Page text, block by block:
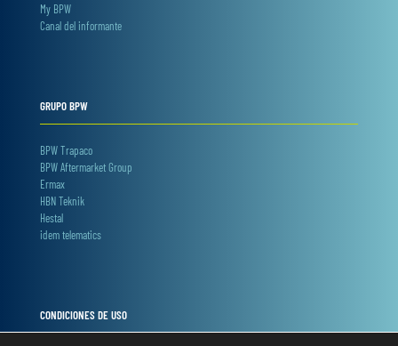
My BPW
Canal del informante
GRUPO BPW
BPW Trapaco
BPW Aftermarket Group
Ermax
HBN Teknik
Hestal
idem telematics
CONDICIONES DE USO